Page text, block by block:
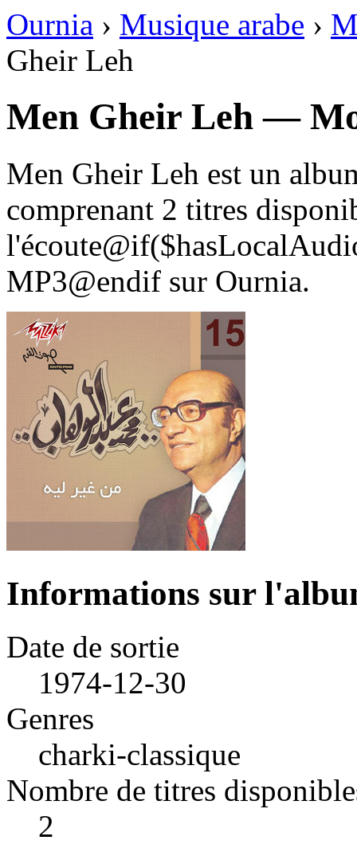
Ournia › Musique arabe ›
Gheir Leh
Men Gheir Leh —
Men Gheir Leh est un
comprenant 2 titres
MP3@endif sur Ournia.
Informations sur
Date de sortie
1974-12-30
Genres
charki-classique
Nombre de titres
2